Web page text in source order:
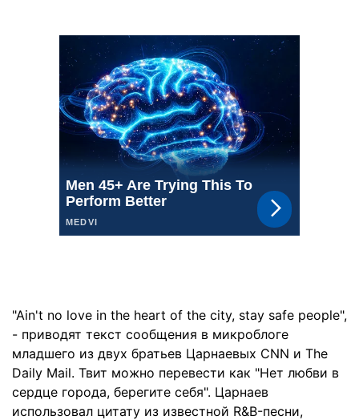
"Ain't no love in the heart of the city, stay safe people",
- приводят текст сообщения в микроблоге
младшего из двух братьев Царнаевых CNN и The
Daily Mail. Твит можно перевести как "Нет любви в
сердце города, берегите себя". Царнаев
использовал цитату из известной R&B-песни,